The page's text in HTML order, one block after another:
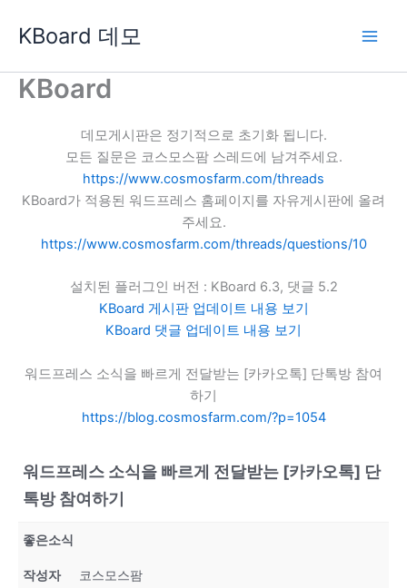
로
KBoard 데모
KBoard
데모게시판은 정기적으로 초기화 됩니다.
모든 질문은 코스모스팜 스레드에 남겨주세요.
https://www.cosmosfarm.com/threads
KBoard가 적용된 워드프레스 홈페이지를 자유게시판에 올려
주세요.
https://www.cosmosfarm.com/threads/questions/10
설치된 플러그인 버전 : KBoard 6.3, 댓글 5.2
KBoard 게시판 업데이트 내용 보기
KBoard 댓글 업데이트 내용 보기
워드프레스 소식을 빠르게 전달받는 [카카오톡] 단톡방 참여
하기
https://blog.cosmosfarm.com/?p=1054
워드프레스 소식을 빠르게 전달받는 [카카오톡] 단
톡방 참여하기
좋은소식
작성자 코스모스팜